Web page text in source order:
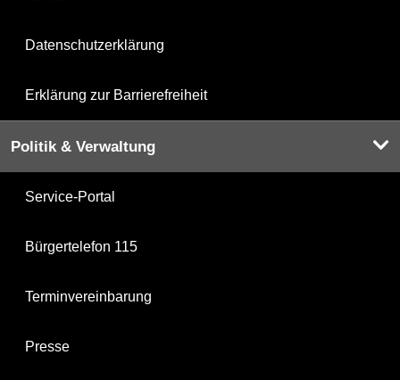
Datenschutzerklärung
Erklärung zur Barrierefreiheit
Politik & Verwaltung
Service-Portal
Bürgertelefon 115
Terminvereinbarung
Presse